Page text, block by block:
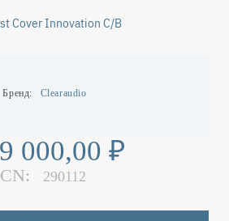
Бренд Clearaudio
000,00 ₽
CN: 290112